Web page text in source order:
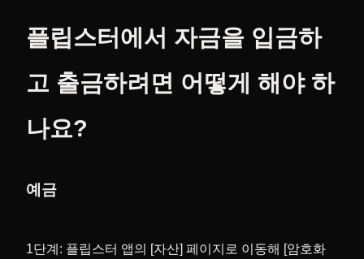
플립스터에서 자금을 입금하
고 출금하려면 어떻게 해야 하
나요?
예금
1단계: 플립스터 앱의 [자산] 페이지로 이동해 [암호화